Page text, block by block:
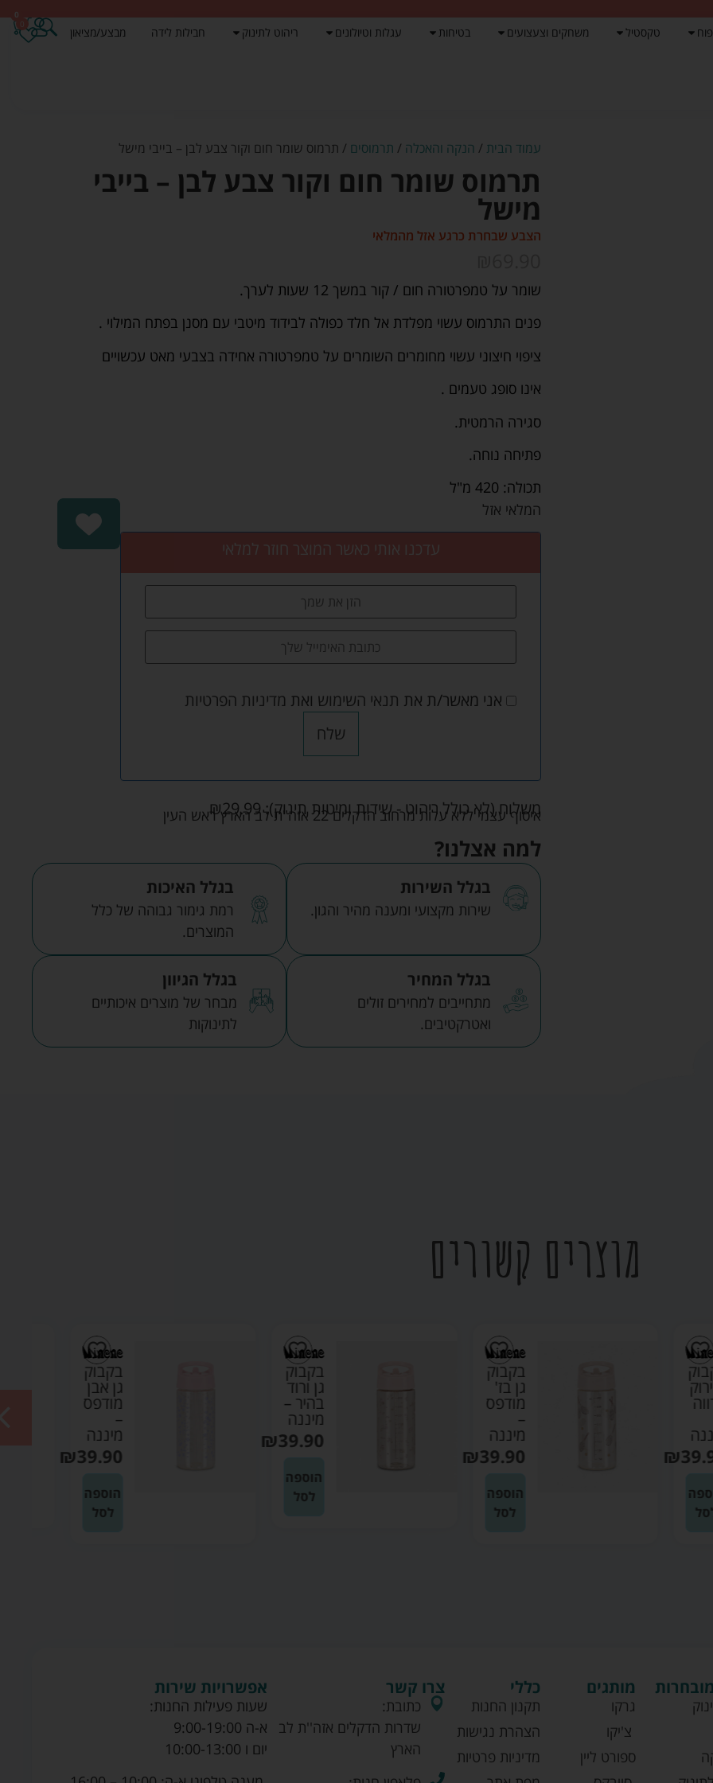
טקסטיל משחקים וצעצועים בטיחות עגלות וטיולונים ריהוט לתינוק חבילות לידה מבצע/מציאון
0
עמוד הבית / הנקה והאכלה / תרמוסים / תרמוס שומר חום וקור צבע לבן – בייבי מישל
תרמוס שומר חום וקור צבע לבן – בייבי
מישל
הצבע שבחרת כרגע אזל מהמלאי
שומר על טמפרטורה חום / קור במשך 12 שעות לערך.
פנים התרמוס עשוי מפלדת אל חלד כפולה לבידוד מיטבי עם מסנן בפתח המילוי .
ציפוי חיצוני עשוי מחומרים השומרים על טמפרטורה אחידה בצבעי מאט עכשויים
אינו סופג טעמים .
סגירה הרמטית.
פתיחה נוחה.
תכולה: 420 מ"ל
המלאי אזל
עדכנו אותי כאשר המוצר חוזר למלאי
אני מאשר/ת את תנאי השימוש ואת מדיניות הפרטיות
שלח
משלוח (לא כולל ריהוט - שידות ומיטות תינוק): ₪29.99 איסוף עצמי ללא עלות מרחוב הדקלים 22 אזה"ת לב הארץ ראש העין
למה אצלנו?
בגלל השירות
שירות מקצועי ומענה מהיר והגון.
בגלל האיכות
רמת גימור גבוהה של כלל
המוצרים.
בגלל המחיר
מתחייבים למחירים זולים
ואטרקטיבים.
בגלל הגיוון
מבחר של מוצרים איכותיים
לתינוקות
מוצרים קשורים
בקבוק
גן בז'
מודפס
מיננה
39.90
הוספה
בקבוק
גן ורוד
בהיר –
39.90
בקבוק
גן אבן
מודפס
–
מיננה
בקבוק
גן אבן
–
39.90
מותגים
גרקו
צ'יקו
ספורט ליין
כללי
תקנון החנות
הצהרת נגישות
מדיניות פרטיות
צרו קשר
כתובת:
שדרות הדקלים אזה''ת לב
הארץ
אפשרויות שירות
שעות פעילות החנות:
א-ה 9:00-19:00
יום ו 10:00-13:00